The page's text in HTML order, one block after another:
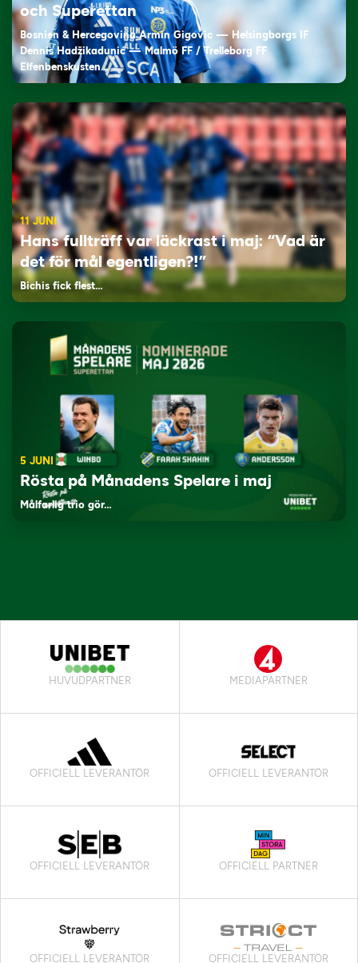
och Superettan
Bosnien & Hercegovina Armin Gigovic — Helsingborgs IF
Dennis Hadžikadunić — Malmö FF / Trelleborg FF
Elfenbenskusten…
11 JUNI
Hans fullträff var läckrast i maj: “Vad är
det för mål egentligen?!”
Bichis fick flest…
5 JUNI
Rösta på Månadens Spelare i maj
Målfarlig trio gör…
HUVUDPARTNER MEDIAPARTNER
OFFICIELL LEVERANTÖR OFFICIELL LEVERANTÖR
OFFICIELL LEVERANTÖR OFFICIELL PARTNER
OFFICIELL LEVERANTÖR OFFICIELL LEVERANTÖR